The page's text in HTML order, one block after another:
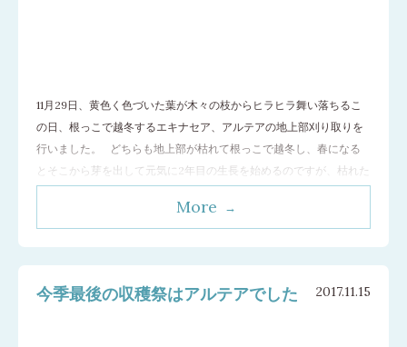
11月29日、黄色く色づいた葉が木々の枝からヒラヒラ舞い落ちるこ
の日、根っこで越冬するエキナセア、アルテアの地上部刈り取りを
行いました。 どちらも地上部が枯れて根っこで越冬し、春になる
とそこから芽を出して元気に2年目の生長を始めるのですが、枯れた
る株元が大きく傷つく危険があるため、それを避けるために欠くこ
More
今季最後の収穫祭はアルテアでした 2017.11.15